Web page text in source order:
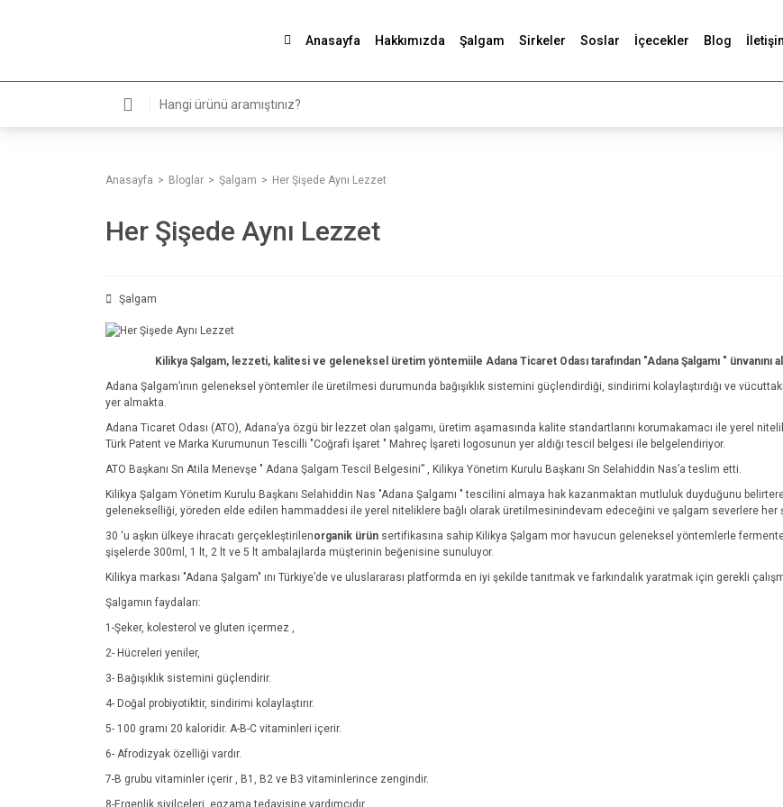
Anasayfa Hakkımızda Şalgam Sirkeler Soslar İçecekler Blog
Anasayfa Bloglar Şalgam Her Şişede Aynı Lezzet
Her Şişede Aynı Lezzet
Şalgam
Kilikya Şalgam, lezzeti, kalitesi ve geleneksel üretim yöntemiile Adana Ticaret Odası tarafından "Adana Şalgamı " ünvanını
Adana Şalgam’ının geleneksel yöntemler ile üretilmesi durumunda bağışıklık sistemini güçlendirdiği, sindirimi kolaylaştırdığı ve
yer almakta.
Adana Ticaret Odası (ATO), Adana’ya özgü bir lezzet olan şalgamı, üretim aşamasında kalite standartlarını korumakamacı ile yerel
Türk Patent ve Marka Kurumunun Tescilli "Coğrafi İşaret " Mahreç İşareti logosunun yer aldığı tescil belgesi ile belgelendiriyor.
ATO Başkanı Sn Atila Menevşe " Adana Şalgam Tescil Belgesini” , Kilikya Yönetim Kurulu Başkanı Sn Selahiddin Nas’a teslim etti.
Kilikya Şalgam Yönetim Kurulu Başkanı Selahiddin Nas "Adana Şalgamı " tescilini almaya hak kazanmaktan mutluluk duyduğunu
gelenekselliği, yöreden elde edilen hammaddesi ile yerel niteliklere bağlı olarak üretilmesinindevam edeceğini ve şalgam severlere
30 ‘u aşkın ülkeye ihracatı gerçekleştirilenorganik ürün sertifikasına sahip Kilikya Şalgam mor havucun geleneksel yöntemlerle
şişelerde 300ml, 1 lt, 2 lt ve 5 lt ambalajlarda müşterinin beğenisine sunuluyor.
Kilikya markası "Adana Şalgam" ını Türkiye’de ve uluslararası platformda en iyi şekilde tanıtmak ve farkındalık yaratmak için gerekli
Şalgamın faydaları:
1-Şeker, kolesterol ve gluten içermez ,
2- Hücreleri yeniler,
3- Bağışıklık sistemini güçlendirir.
4- Doğal probiyotiktir, sindirimi kolaylaştırır.
5- 100 gramı 20 kaloridir. A-B-C vitaminleri içerir.
6- Afrodizyak özelliği vardır.
7-B grubu vitaminler içerir , B1, B2 ve B3 vitaminlerince zengindir.
8-Ergenlik sivilceleri ,egzama tedavisine yardımcıdır.